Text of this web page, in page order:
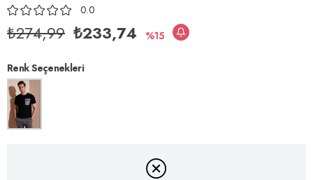
0.0
₺274,99 ₺233,74 15
Renk Seçenekleri